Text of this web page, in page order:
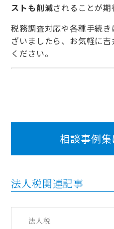
ストも削減されることが期
税務調査対応や各種手続
ざいましたら、お気軽に
ください。
相談事例
法人税関連記事
法人税